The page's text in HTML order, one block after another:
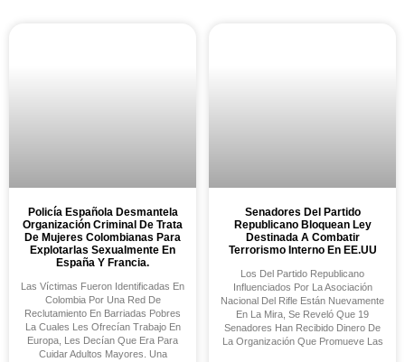
Policía Española Desmantela
Organización Criminal De Trata
De Mujeres Colombianas Para
Explotarlas Sexualmente En
España Y Francia.
Las Víctimas Fueron Identificadas En
Colombia Por Una Red De
Reclutamiento En Barriadas Pobres
La Cuales Les Ofrecían Trabajo En
Europa, Les Decían Que Era Para
Cuidar Adultos Mayores. Una
Senadores Del Partido
Republicano Bloquean Ley
Destinada A Combatir
Terrorismo Interno En EE.UU
Los Del Partido Republicano
Influenciados Por La Asociación
Nacional Del Rifle Están Nuevamente
En La Mira, Se Reveló Que 19
Senadores Han Recibido Dinero De
La Organización Que Promueve Las